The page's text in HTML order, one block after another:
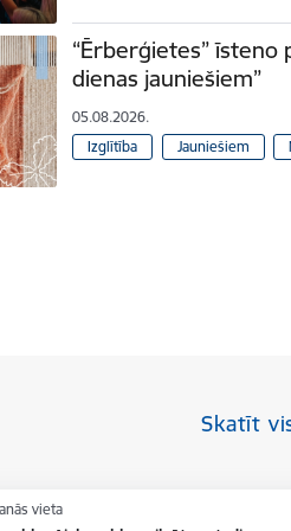
“Ērberģietes” īsteno
dienas jauniešiem”
05.08.2026.
Izglītība
Jauniešiem
Skatīt
vieta